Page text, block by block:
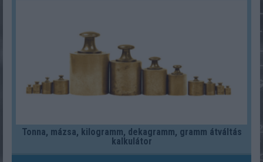
Tonna, mázsa, kilogramm, dekagramm, gramm átváltás
kalkulátor